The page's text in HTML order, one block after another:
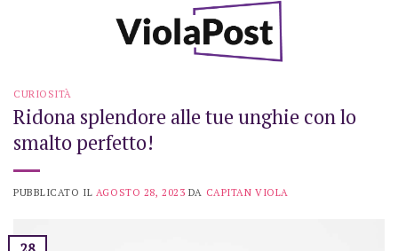
CURIOSITÀ
Ridona splendore alle tue unghie con lo
smalto perfetto!
PUBBLICATO IL AGOSTO 28, 2023 DA CAPITAN VIOLA